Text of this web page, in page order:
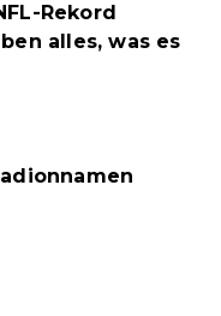
Rekord
alles, was es